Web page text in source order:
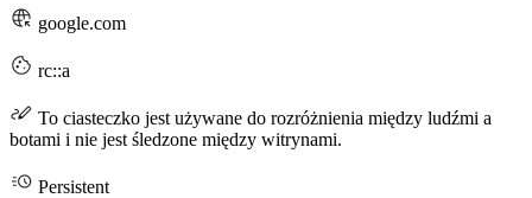
google.com
rc::a
To ciasteczko jest używane do rozróżnienia między ludźmi a
botami i nie jest śledzone między witrynami.
Persistent